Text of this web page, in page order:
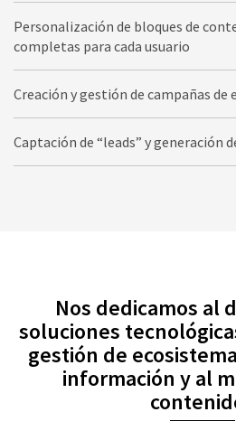
Personalización de bloques de
completas para cada usuario
Creación y gestión de campañas
Captación de “leads” y generación
Nos dedicamos al
soluciones
gestión de
información y al